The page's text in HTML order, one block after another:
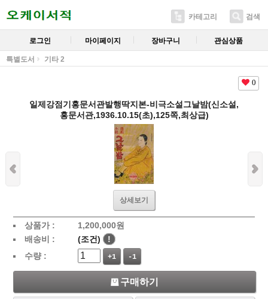
카테고리 검색
로그인 마이페이지 장바구니 관심상품
특별도서 기타 2
0
일제강점기홍문서관발행딱지본-비극소설그날밤(신소설,
홍문서관,1936.10.15(초),125쪽,최상급)
상세보기
상품가 : 1,200,000원
배송비 :
(조건)
!
수량 :
+1 -1
구매하기